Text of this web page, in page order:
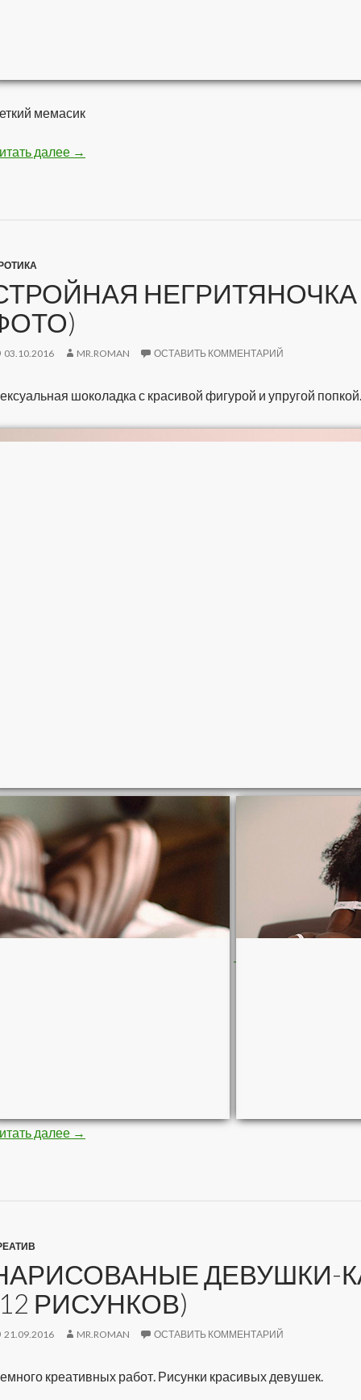
мемасик
далее Мстители — Война бесконечности
→
НЕГРИТЯНОЧКА
03.10.2016 MR.ROMAN ОСТАВИТЬ КОММЕНТАРИЙ
шоколадка с красивой фигурой и упругой попкой.
далее Стройная негритяночка (10 фото)
→
ДЕВУШКИ-
РИСУНКОВ)
21.09.2016 MR.ROMAN ОСТАВИТЬ КОММЕНТАРИЙ
креативных работ. Рисунки красивых девушек.